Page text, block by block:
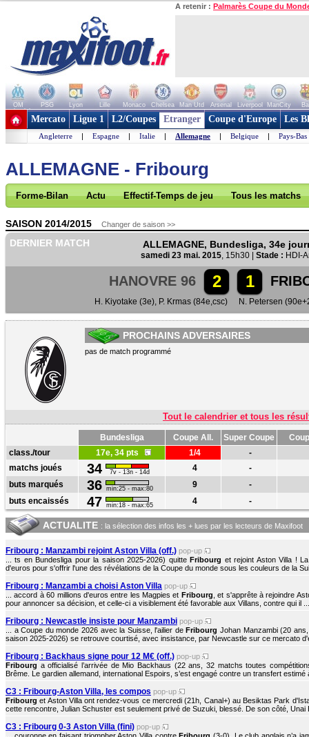
A retenir : Palmarès Coupe du
OM PSG Lyon Lille Monaco Chelsea Man Utd Arsenal Liverpool ManCity
+ de clubs
Mercato Ligue 1 L2/Coupes Etranger Coupe d'Europe Les
Angleterre | Espagne | Italie | Allemagne | Belgique | Pays-Bas
ALLEMAGNE - Fribourg
Forme-Bilan Actu Effectif-Temps de jeu Tous les matchs
SAISON 2014/2015 Changer de saison >>
DERNIER MATCH ALLEMAGNE, Bundesliga, 34e
samedi 23 mai. 2015, 15h30 | Stade : HDI-
HANOVRE 96 2 1
H. Kiyotake (3e), P. Krmas (84e,csc) N. Petersen
PROCHAINS ADVERSAIRES
pas de match programmé
Tout le calendrier et tous les
Bundesliga Coupe All. Super Coupe
class./tour
17e, 34 pts 1/4
-
matchs joués
34 7v - 13n - 14d 4
-
buts marqués
36 min:25 - max:80 9
-
buts encaissés
47 min:18 - max:65 4 -
ACTUALITE : la sélection des infos les + lues par les lecteurs de Maxifoot
Fribourg : Manzambi rejoint Aston Villa (off.) pop-up
... ts en Bundesliga pour la saison 2025-2026) quitteFribourg et rejoint Aston Villa !
d'euros pour s'offrir l'une des révélations de la Coupe du monde sous les couleurs de la
Fribourg : Manzambi a choisi Aston Villa pop-up
... accord à 60 millions d'euros entre les Magpies et Fribourg , et s'apprête à rejoindre
pour annoncer sa décision, et celle-ci a visiblement été favorable aux Villans, contre qui il ...
Fribourg : Newcastle insiste pour Manzambi pop-up
... a Coupe du monde 2026 avec la Suisse, l'ailier deFribourg Johan Manzambi (20
saison 2025-2026) se retrouve courtisé, avec insistance, par Newcastle sur ce mercato
Fribourg : Backhaus signe pour 12 M€ (off.) pop-up
Fribourg a officialisé l’arrivée de Mio Backhaus (22 ans, 32 matchs toutes
Brême. Le gardien allemand, international Espoirs, s’est engagé contre un transfert estimé
C3 : Fribourg-Aston Villa, les compos pop-up
Fribourg et Aston Villa ont rendez-vous ce mercredi (21h, Canal+) au Besiktas Park
cette rencontre, Julian Schuster est seulement privé de Suzuki, blessé. De son côté, Unai
C3 : Fribourg 0-3 Aston Villa (fini) pop-up